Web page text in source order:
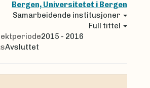
Bergen, Universitetet i Bergen
Samarbeidende institusjoner
Full tittel
2015 - 2016
Avsluttet